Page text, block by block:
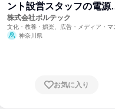
ント設営スタッフの電源
門
株式会社ボルテック
文化・教養・娯楽、広告・メディア・マ
ミ、電力・ガス・水道・エネルギー
神奈川県
お気に入り